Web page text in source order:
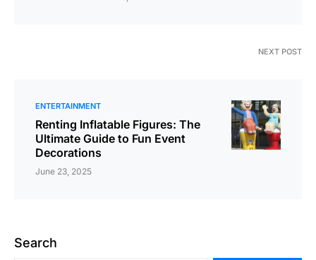
NEXT POST
ENTERTAINMENT
Renting Inflatable Figures: The
Ultimate Guide to Fun Event
Decorations
June 23, 2025
Search